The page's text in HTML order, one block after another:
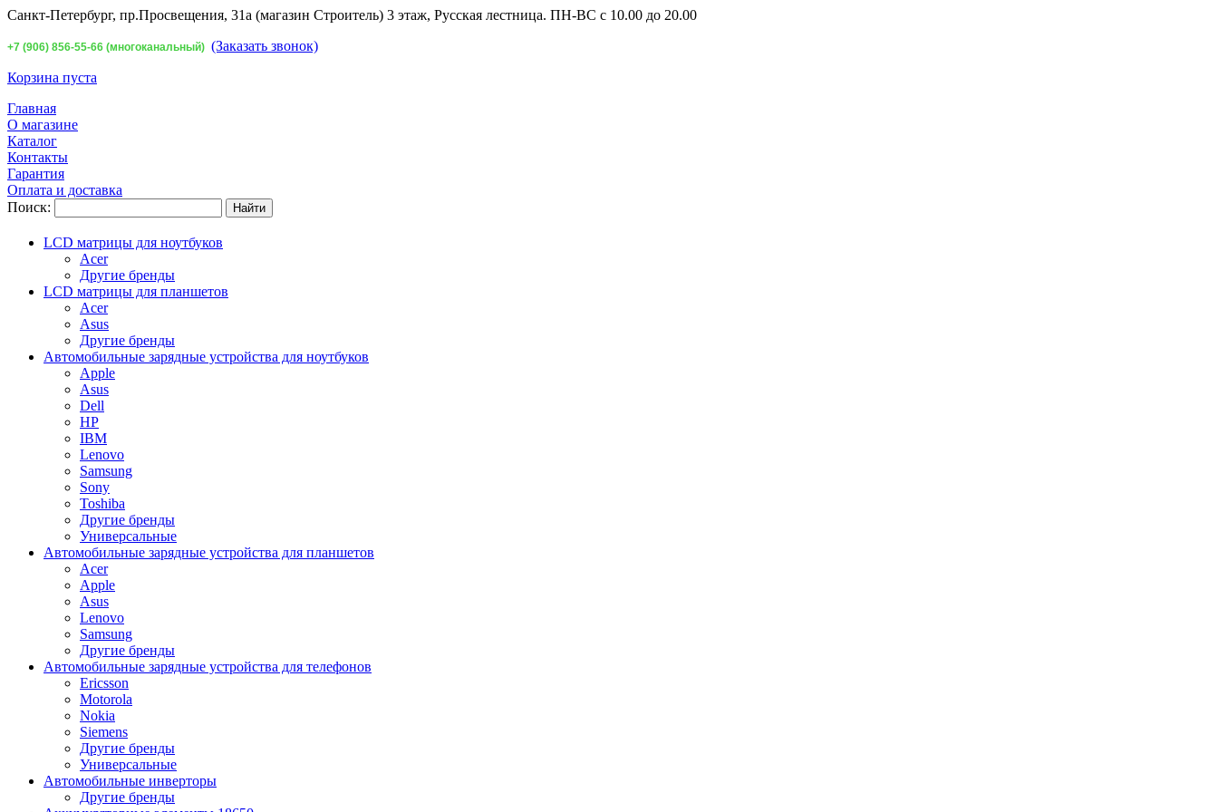
Санкт-Петербург, пр.Просвещения, 31а (магазин Строитель) 3 этаж, Русская лестница. ПН-ВС с 10.00 до 20.00
+7 (906) 856-55-66 (многоканальный) (Заказать звонок)
Корзина пуста
Главная
О магазине
Каталог
Контакты
Гарантия
Оплата и доставка
Поиск:
LCD матрицы для ноутбуков
Acer
Другие бренды
LCD матрицы для планшетов
Acer
Asus
Другие бренды
Автомобильные зарядные устройства для ноутбуков
Apple
Asus
Dell
HP
IBM
Lenovo
Samsung
Sony
Toshiba
Другие бренды
Универсальные
Автомобильные зарядные устройства для планшетов
Acer
Apple
Asus
Lenovo
Samsung
Другие бренды
Автомобильные зарядные устройства для телефонов
Ericsson
Motorola
Nokia
Siemens
Другие бренды
Универсальные
Автомобильные инверторы
Другие бренды